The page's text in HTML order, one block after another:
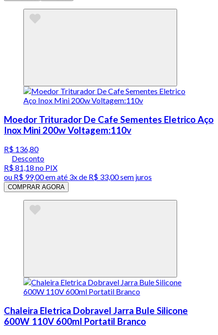
Moedor Triturador De Cafe Sementes Eletrico Aço
Inox Mini 200w Voltagem:110v
R$ 136,80
Desconto
R$ 81,18 no PIX
ou R$ 99,00em até 3x de R$ 33,00 sem juros
COMPRAR AGORA
Chaleira Eletrica Dobravel Jarra Bule Silicone
600W 110V 600ml Portatil Branco